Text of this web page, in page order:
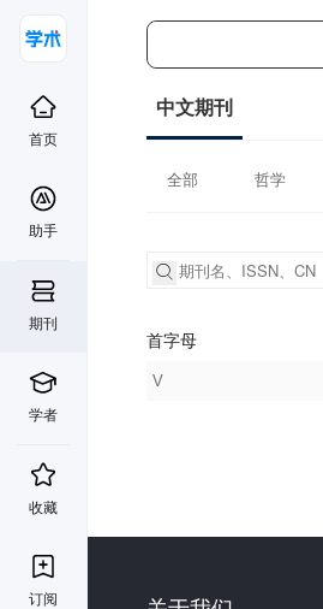
首页
助手
期刊
学者
收藏
订阅
中文期刊
全部 哲学
首字母
V